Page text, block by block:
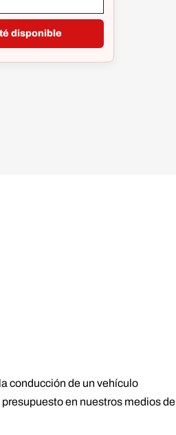
disponible
conducción de un vehículo
en nuestros medios de